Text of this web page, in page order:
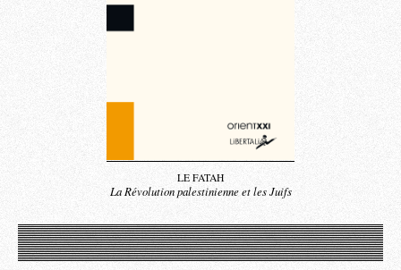
LE FATAH
La Révolution palestinienne et les Juifs